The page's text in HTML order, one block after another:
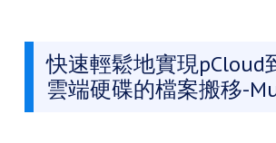
快速輕鬆地實現pCloud
雲端硬碟的檔案搬移-